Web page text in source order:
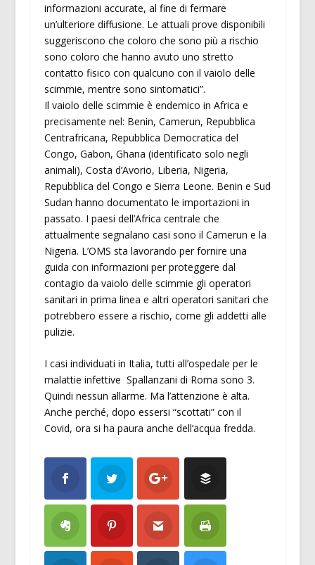
informazioni accurate, al fine di fermare
un’ulteriore diffusione. Le attuali prove disponibili
suggeriscono che coloro che sono più a rischio
sono coloro che hanno avuto uno stretto
contatto fisico con qualcuno con il vaiolo delle
scimmie, mentre sono sintomatici”.
Il vaiolo delle scimmie è endemico in Africa e
precisamente nel: Benin, Camerun, Repubblica
Centrafricana, Repubblica Democratica del
Congo, Gabon, Ghana (identificato solo negli
animali), Costa d’Avorio, Liberia, Nigeria,
Repubblica del Congo e Sierra Leone. Benin e Sud
Sudan hanno documentato le importazioni in
passato. I paesi dell’Africa centrale che
attualmente segnalano casi sono il Camerun e la
Nigeria. L’OMS sta lavorando per fornire una
guida con informazioni per proteggere dal
contagio da vaiolo delle scimmie gli operatori
sanitari in prima linea e altri operatori sanitari che
potrebbero essere a rischio, come gli addetti alle
pulizie.
I casi individuati in Italia, tutti all’ospedale per le
malattie infettive Spallanzani di Roma sono 3.
Quindi nessun allarme. Ma l’attenzione è alta.
Anche perché, dopo essersi “scottati” con il
Covid, ora si ha paura anche dell’acqua fredda.